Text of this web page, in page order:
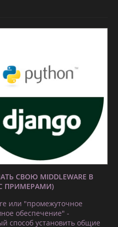
СВОЮ MIDDLEWARE В
ПРИМЕРАМИ)
или "промежуточное
обеспечение" -
способ установить общие